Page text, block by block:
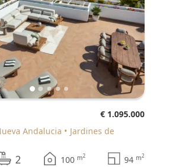
€ 1.095.000
Andalucia
Jardines de
2 100 m2 94 m2